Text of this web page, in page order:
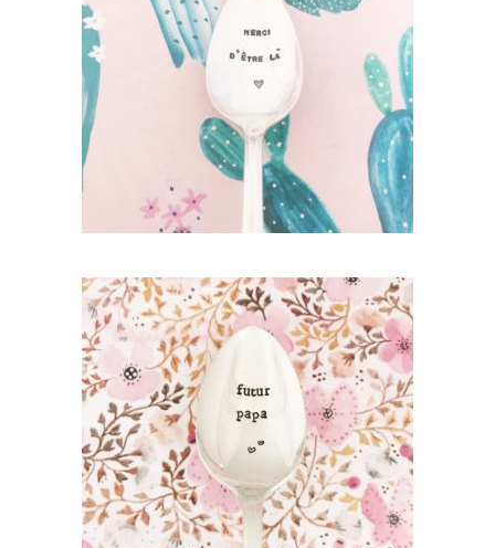
PETITE CUILLÈRE GRAVÉE VINTAGE :
MERCI D’ÊTRE LÀ
35,00€
AJOUTER AU PANIER
PETITE CUILLÈRE GRAVÉE VINTAGE :
FUTUR PAPA
AJOUTER AU PANIER